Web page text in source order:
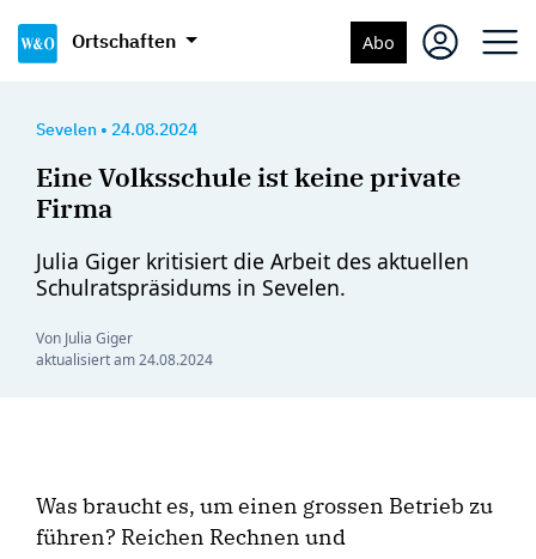
Ortschaften Abo
Sevelen • 24.08.2024
Eine Volksschule ist keine private
Firma
Julia Giger kritisiert die Arbeit des aktuellen
Schulratspräsidums in Sevelen.
Von Julia Giger
aktualisiert am24.08.2024
Was braucht es, um einen grossen Betrieb zu
führen? Reichen Rechnen und